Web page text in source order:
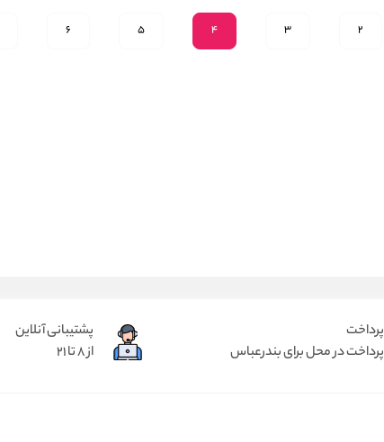
2
3
4
5
6
پرداخت
پرداخت در محل برای بندرعباس
پشتیبانی آنلاین
از 8 تا 21